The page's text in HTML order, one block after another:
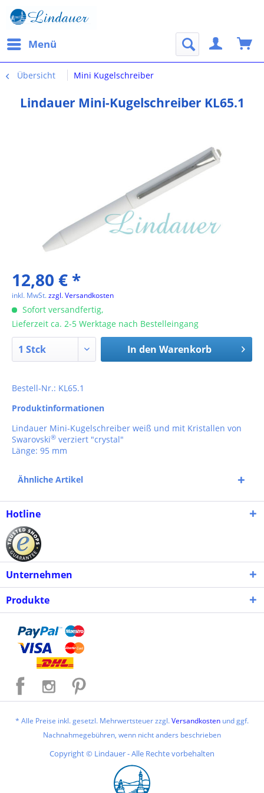
Menü
Übersicht Mini Kugelschreiber
Lindauer Mini-Kugelschreiber KL65.1
12,80 € *
inkl. MwSt.zzgl. Versandkosten
Sofort versandfertig,
Lieferzeit ca. 2-5 Werktage nach Bestelleingang
In den Warenkorb
Bestell-Nr.: KL65.1
Produktinformationen
Lindauer Mini-Kugelschreiber weiß und mit Kristallen von
Swarovski® verziert "crystal"
Länge: 95 mm
Ähnliche Artikel
Hotline
Unternehmen
Produkte
* Alle Preise inkl. gesetzl. Mehrwertsteuer zzgl.Versandkosten und ggf.
Nachnahmegebühren, wenn nicht anders beschrieben
Copyright © Lindauer - Alle Rechte vorbehalten